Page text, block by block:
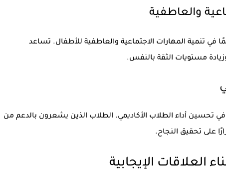
والعاطفية
تنمية المهارات الاجتماعية والعاطفية للأطفال. تساعد
مستويات الثقة بالنفس.
تحسين أداء الطلاب الأكاديمي. الطلاب الذين يشعرون بالدعم من
على تحقيق النجاح.
العلاقات الإيجابية